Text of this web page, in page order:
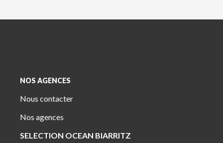
NOS AGENCES
Nous contacter
Nos agences
SELECTION OCEAN BIARRITZ